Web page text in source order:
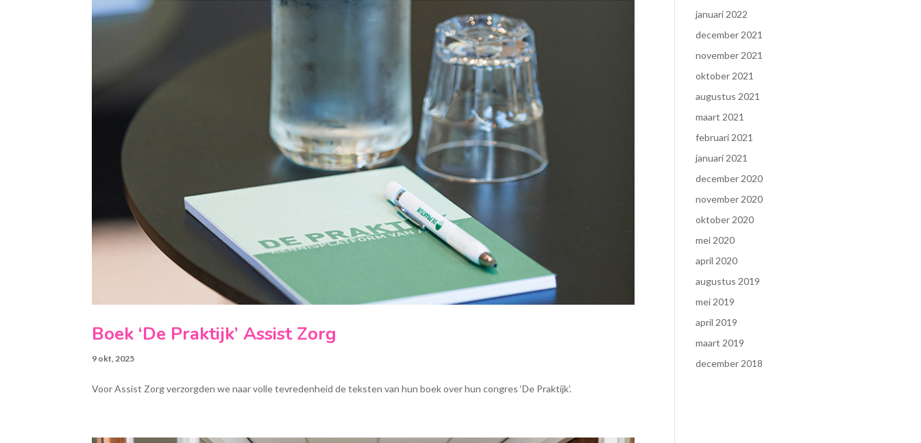
Boek ‘De Praktijk’ Assist Zorg
9 okt, 2025
Voor Assist Zorg verzorgden we naar volle tevredenheid de teksten van hun boek over hun congres ‘De Praktijk’.
januari 2022
december 2021
november 2021
oktober 2021
augustus 2021
maart 2021
februari 2021
januari 2021
december 2020
november 2020
oktober 2020
mei 2020
april 2020
augustus 2019
mei 2019
april 2019
maart 2019
december 2018